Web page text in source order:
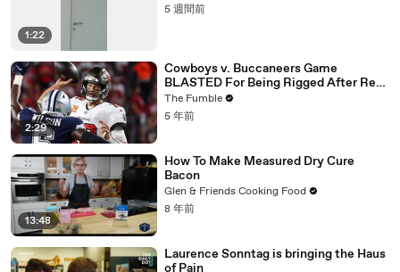
1:22
5 週間前
2:29
Cowboys v. Buccaneers Game
BLASTED For Being Rigged After Ref
CAUGHT On Hot Mic Making Up
Penalties
The Fumble
5 年前
13:48
How To Make Measured Dry Cure
Bacon
Glen & Friends Cooking Food
8 年前
Laurence Sonntag is bringing the Haus
of Pain